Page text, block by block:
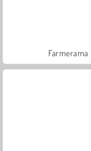
Farmerama